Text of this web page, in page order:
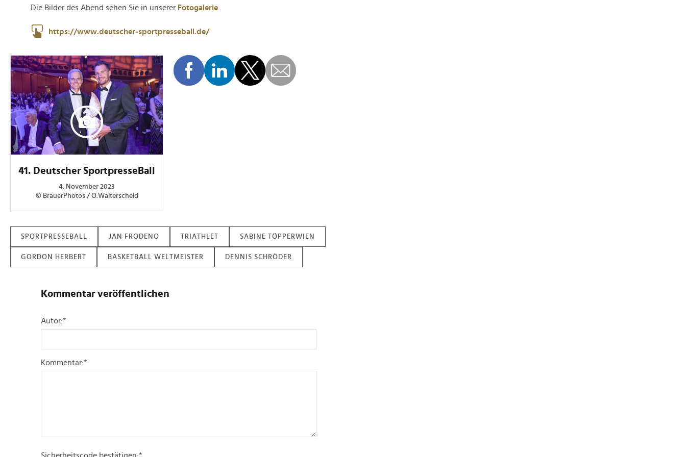
Die Bilder des Abend sehen Sie in unserer Fotogalerie
https://www.deutscher-sportpresseball.de/
41. Deutscher SportpresseBall
4. November 2023
© BrauerPhotos / O.Walterscheid
SPORTPRESSEBALL JAN FRODENO TRIATHLET SABINE TÖPPERWIEN
GORDON HERBERT BASKETBALL WELTMEISTER DENNIS SCHRÖDER
Kommentar veröffentlichen
Autor:*
Kommentar:*
Sicherheitscode bestätigen:*